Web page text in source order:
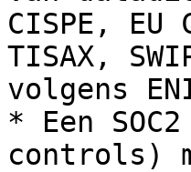
CISPE, EU
TISAX,
volgens
* Een
controls)